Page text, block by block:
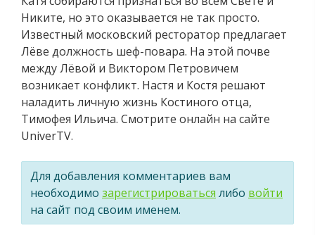
Никите, но это оказывается не так просто.
Известный московский ресторатор предлагает
Лёве должность шеф-повара. На этой почве
между Лёвой и Виктором Петровичем
возникает конфликт. Настя и Костя решают
наладить личную жизнь Костиного отца,
Тимофея Ильича. Смотрите онлайн на сайте
UniverTV.
Для добавления комментариев вам
необходимо зарегистрироваться либо войти
на сайт под своим именем.